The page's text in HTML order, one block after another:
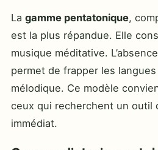
La gamme pentatonique,
est la plus répandue. Elle
musique méditative.
permet de frapper les
mélodique. Ce modèle
ceux qui recherchent un outil
immédiat.